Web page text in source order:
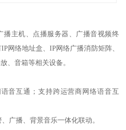
播主机、点播服务器、广播音视频终
网络地址盒、IP网络广播消防矩阵、
、音箱等相关设备。
音互通；支持跨运营商网络语音互
广播、背景音乐一体化联动。